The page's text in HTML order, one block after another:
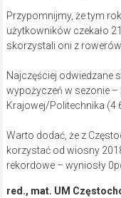
Przypomnijmy, że tym
użytkowników czekało
skorzystali oni z
Najczęściej odwiedzane
wypożyczeń w sezonie –
Krajowej/Politechnika (4
Warto dodać, że z
korzystać od wiosny
rekordowe – wyniosły
red., mat. UM